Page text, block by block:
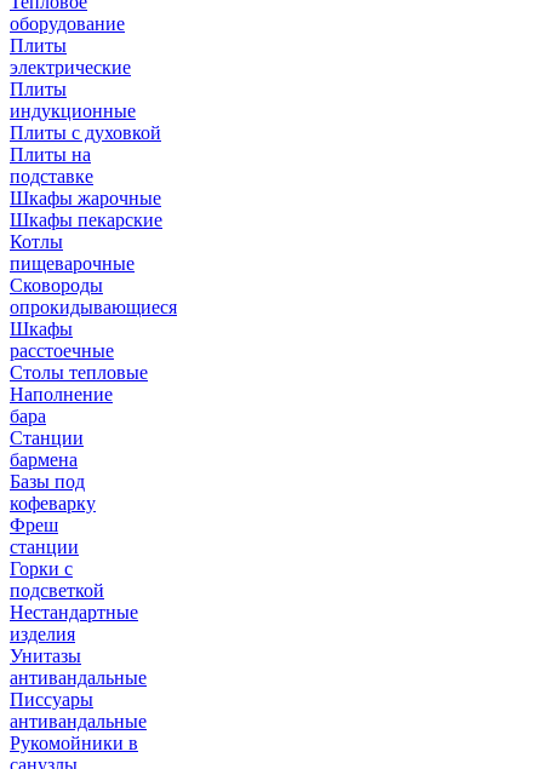
оборудование
Плиты
электрические
Плиты
индукционные
Плиты с духовкой
Плиты на
подставке
Шкафы жарочные
Шкафы пекарские
Котлы
пищеварочные
Сковороды
опрокидывающиеся
Шкафы
расстоечные
Столы тепловые
Наполнение
бара
Станции
бармена
Базы под
кофеварку
Фреш
станции
Горки с
подсветкой
Нестандартные
изделия
Унитазы
антивандальные
Писсуары
антивандальные
Рукомойники в
санузлы